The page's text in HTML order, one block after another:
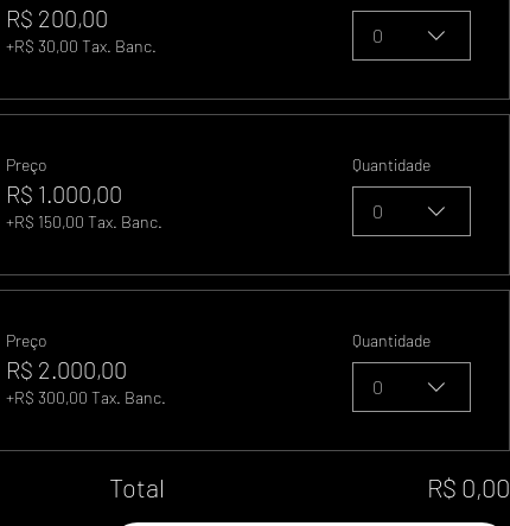
R$ 200,00
+R$ 30,00 Tax. Banc. 0
Preço
R$ 1.000,00
+R$ 150,00 Tax. Banc.
Quantidade
0
Preço
R$ 2.000,00
+R$ 300,00 Tax. Banc.
Quantidade
0
Total R$ 0,00